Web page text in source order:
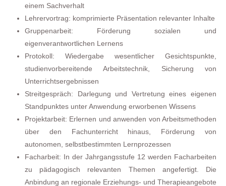
einem Sachverhalt
Lehrervortrag: komprimierte Präsentation relevanter Inhalte
Gruppenarbeit: Förderung sozialen und
eigenverantwortlichen Lernens
Protokoll: Wiedergabe wesentlicher Gesichtspunkte,
studienvorbereitende Arbeitstechnik, Sicherung von
Unterrichtsergebnissen
Streitgespräch: Darlegung und Vertretung eines eigenen
Standpunktes unter Anwendung erworbenen Wissens
Projektarbeit: Erlernen und anwenden von Arbeitsmethoden
über den Fachunterricht hinaus, Förderung von
autonomen, selbstbestimmten Lernprozessen
Facharbeit: In der Jahrgangsstufe 12 werden Facharbeiten
zu pädagogisch relevanten Themen angefertigt. Die
Anbindung an regionale Erziehungs- und Therapieangebote